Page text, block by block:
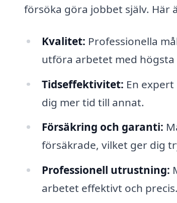
försöka göra jobbet själv. Här
Kvalitet: Professionella
utföra arbetet med högsta
Tidseffektivitet: En
dig mer tid till annat.
Försäkring och garanti:
försäkrade, vilket ger dig
Professionell utrustning:
arbetet effektivt och precis.